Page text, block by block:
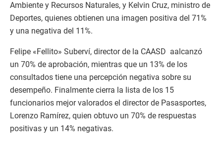
Ambiente y Recursos Naturales, y Kelvin Cruz, ministro de
Deportes, quienes obtienen una imagen positiva del 71%
y una negativa del 11%.
Felipe «Fellito» Suberví, director de la CAASD aalcanzó
un 70% de aprobación, mientras que un 13% de los
consultados tiene una percepción negativa sobre su
desempeño. Finalmente cierra la lista de los 15
funcionarios mejor valorados el director de Pasasportes,
Lorenzo Ramírez, quien obtuvo un 70% de respuestas
positivas y un 14% negativas.